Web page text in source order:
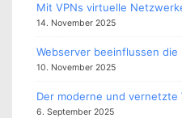
Mit VPNs virtuelle
14. November 2025
Webserver beeinflussen
10. November 2025
Der moderne und vernetzte
6. September 2025